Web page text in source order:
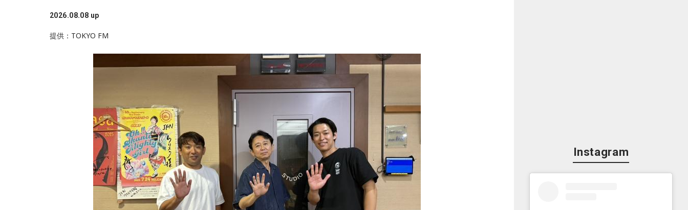
2026.08.08 up
提供：TOKYO FM
Instagram